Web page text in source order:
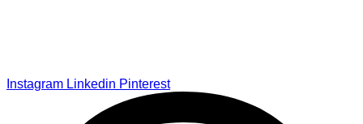
Instagram Linkedin Pinterest